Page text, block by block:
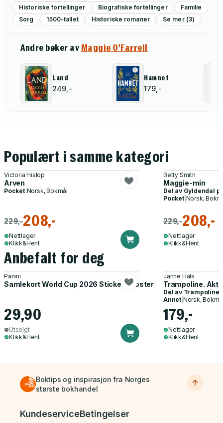
Historiske fortellinger
Biografiske fortellinger
Familie
Sorg
1500-tallet Historiske romaner Se mer (3)
Andre bøker av Maggie O'Farrell
Land
249,-
Hamnet
179,-
Populært i samme kategori
Victoria Hislop
Arven
Pocket| Norsk, Bokmål
229,-208,-
Nettlager
Klikk&Hent
Betty Smith
Maggie-min
Del av Gyldendal
Pocket| Norsk,
229,-208,-
Nettlager
Klikk&Hent
Anbefalt for deg
Panini
Samlekort World Cup 2026 Sticker Booster
29,90
Utsolgt
Klikk&Hent
Janne Hals
Trampoline.
Del av Trampoline
Annet| Norsk,
179,-
Nettlager
Klikk&Hent
Boktips og inspirasjon fra Norges
største bokhandel
Bunnmeny
KundeserviceBetingelser